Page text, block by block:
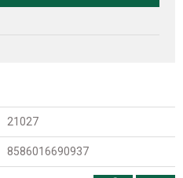
21027
8586016690937